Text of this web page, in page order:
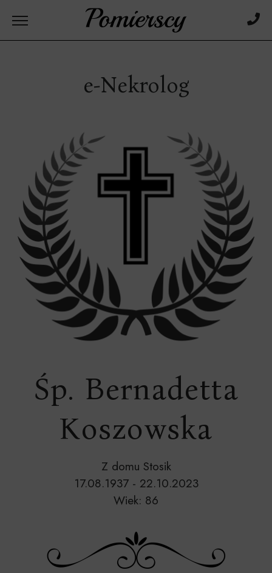
e-Nekrolog
Śp. Bernadetta
Koszowska
Z domu Stosik
17.08.1937 - 22.10.2023
Wiek: 86